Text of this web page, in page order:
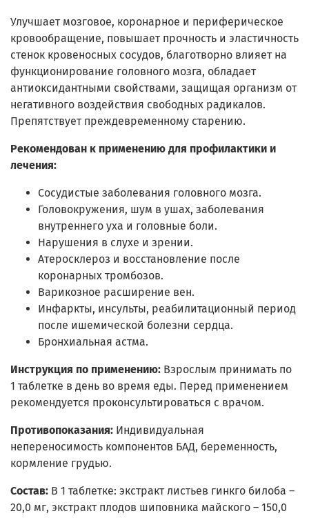
Улучшает мозговое, коронарное и периферическое
кровообращение, повышает прочность и эластичность
стенок кровеносных сосудов, благотворно влияет на
функционирование головного мозга, обладает
антиоксидантными свойствами, защищая организм от
негативного воздействия свободных радикалов.
Препятствует преждевременному старению.
Рекомендован к применению для профилактики и
лечения:
Сосудистые заболевания головного мозга.
Головокружения, шум в ушах, заболевания
внутреннего уха и головные боли.
Нарушения в слухе и зрении.
Атеросклероз и восстановление после
коронарных тромбозов.
Варикозное расширение вен.
Инфаркты, инсульты, реабилитационный период
после ишемической болезни сердца.
Бронхиальная астма.
Инструкция по применению: Взрослым принимать по
1 таблетке в день во время еды. Перед применением
рекомендуется проконсультироваться с врачом.
Противопоказания: Индивидуальная
непереносимость компонентов БАД, беременность,
кормление грудью.
Состав: В 1 таблетке: экстракт листьев гинкго билоба –
20,0 мг, экстракт плодов шиповника майского – 150,0